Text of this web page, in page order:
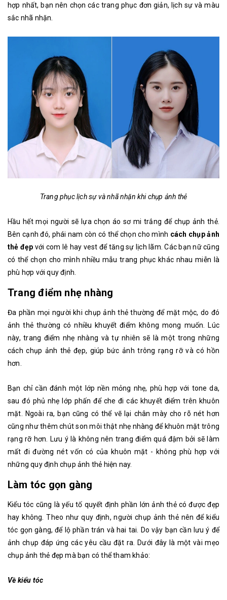
hợp nhất, bạn nên chọn các trang phục đơn giản, lịch sự và màu
sắc nhã nhặn.
Trang phục lịch sự và nhã nhặn khi chụp ảnh thẻ
Hầu hết mọi người sẽ lựa chọn áo sơ mi trắng để chụp ảnh thẻ.
Bên cạnh đó, phái nam còn có thể chọn cho mình cách chụp ảnh
thẻ đẹp với com lê hay vest để tăng sự lịch lãm. Các bạn nữ cũng
có thể chọn cho mình nhiều mẫu trang phục khác nhau miễn là
phù hợp với quy định.
Trang điểm nhẹ nhàng
Đa phần mọi người khi chụp ảnh thẻ thường để mặt mộc, do đó
ảnh thẻ thường có nhiều khuyết điểm không mong muốn. Lúc
này, trang điểm nhẹ nhàng và tự nhiên sẽ là một trong những
cách chụp ảnh thẻ đẹp, giúp bức ảnh trông rạng rỡ và có hồn
hơn.
Bạn chỉ cần đánh một lớp nền mỏng nhẹ, phù hợp với tone da,
sau đó phủ nhẹ lớp phấn để che đi các khuyết điểm trên khuôn
mặt. Ngoài ra, bạn cũng có thể vẽ lại chân mày cho rõ nét hơn
cũng như thêm chút son môi thật nhẹ nhàng để khuôn mặt trông
rạng rỡ hơn. Lưu ý là không nên trang điểm quá đậm bởi sẽ làm
mất đi đường nét vốn có của khuôn mặt - không phù hợp với
những quy định chụp ảnh thẻ hiện nay.
Làm tóc gọn gàng
Kiểu tóc cũng là yếu tố quyết định phần lớn ảnh thẻ có được đẹp
hay không. Theo như quy định, người chụp ảnh thẻ nên để kiểu
tóc gọn gàng, để lộ phần trán và hai tai. Do vậy bạn cần lưu ý để
ảnh chụp đáp ứng các yêu cầu đặt ra. Dưới đây là một vài mẹo
chụp ảnh thẻ đẹp mà bạn có thể tham khảo:
Về kiểu tóc